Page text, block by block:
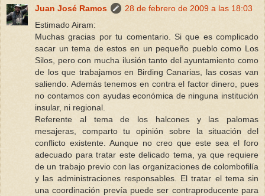
Juan José Ramos
28 de febrero de 2009 a las 18:03
Estimado Airam:
Muchas gracias por tu comentario. Si que es complicado
sacar un tema de estos en un pequeño pueblo como Los
Silos, pero con mucha ilusión tanto del ayuntamiento como
de los que trabajamos en Birding Canarias, las cosas van
saliendo. Además tenemos en contra el factor dinero, pues
no contamos con ayudas económica de ninguna institución
insular, ni regional.
Referente al tema de los halcones y las palomas
mesajeras, comparto tu opinión sobre la situación del
conflicto existente. Aunque no creo que este sea el foro
adecuado para tratar este delicado tema, ya que requiere
de un trabajo previo con las organizaciones de colombofilía
y las administraciones responsables. El tratar el tema sin
una coordinación prevía puede ser contraproducente para